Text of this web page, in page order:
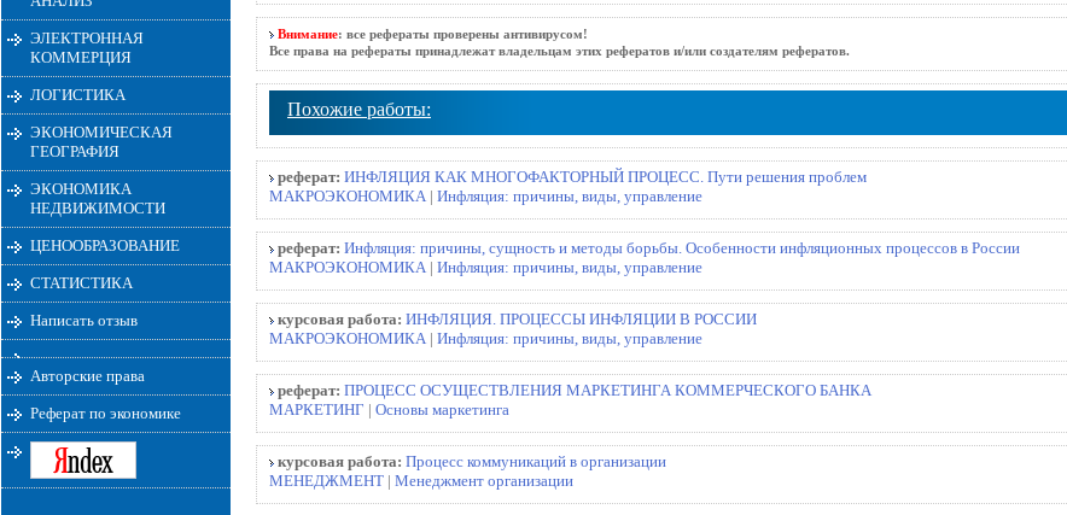
ЭЛЕКТРОННАЯ
КОММЕРЦИЯ
ЛОГИСТИКА
ЭКОНОМИЧЕСКАЯ
ГЕОГРАФИЯ
ЭКОНОМИКА
НЕДВИЖИМОСТИ
ЦЕНООБРАЗОВАНИЕ
СТАТИСТИКА
Написать отзыв
Авторские права
Реферат по экономике
Внимание: все рефераты проверены антивирусом!
Все права на рефераты принадлежат владельцам этих рефератов и/или создателям рефератов.
Похожие работы:
реферат: ИНФЛЯЦИЯ КАК МНОГОФАКТОРНЫЙ ПРОЦЕСС. Пути решения проблем
МАКРОЭКОНОМИКА | Инфляция: причины, виды, управление
реферат: Инфляция: причины, сущность и методы борьбы. Особенности инфляционных процессов в России
МАКРОЭКОНОМИКА | Инфляция: причины, виды, управление
курсовая работа: ИНФЛЯЦИЯ. ПРОЦЕССЫ ИНФЛЯЦИИ В РОССИИ
МАКРОЭКОНОМИКА | Инфляция: причины, виды, управление
реферат: ПРОЦЕСС ОСУЩЕСТВЛЕНИЯ МАРКЕТИНГА КОММЕРЧЕСКОГО БАНКА
МАРКЕТИНГ | Основы маркетинга
курсовая работа: Процесс коммуникаций в организации
МЕНЕДЖМЕНТ | Менеджмент организации